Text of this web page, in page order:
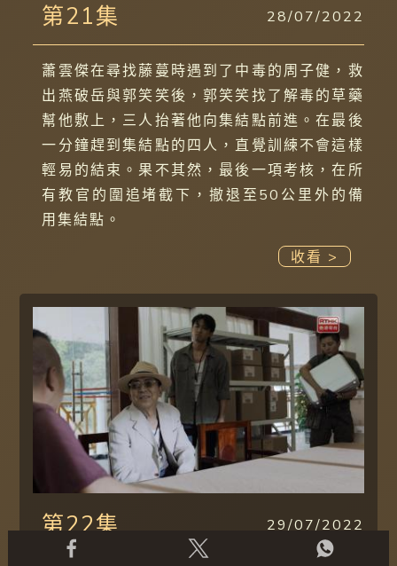
第21集 28/07/2022
蕭雲傑在尋找藤蔓時遇到了中毒的周子健，救
出燕破岳與郭笑笑後，郭笑笑找了解毒的草藥
幫他敷上，三人抬著他向集結點前進。在最後
一分鐘趕到集結點的四人，直覺訓練不會這樣
輕易的結束。果不其然，最後一項考核，在所
有教官的圍追堵截下，撤退至50公里外的備
用集結點。
收看 >
第22集 29/07/2022